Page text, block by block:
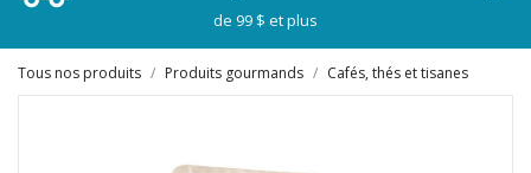
de 99 $ et plus
Tous nos produits / Produits gourmands / Cafés, thés et tisanes